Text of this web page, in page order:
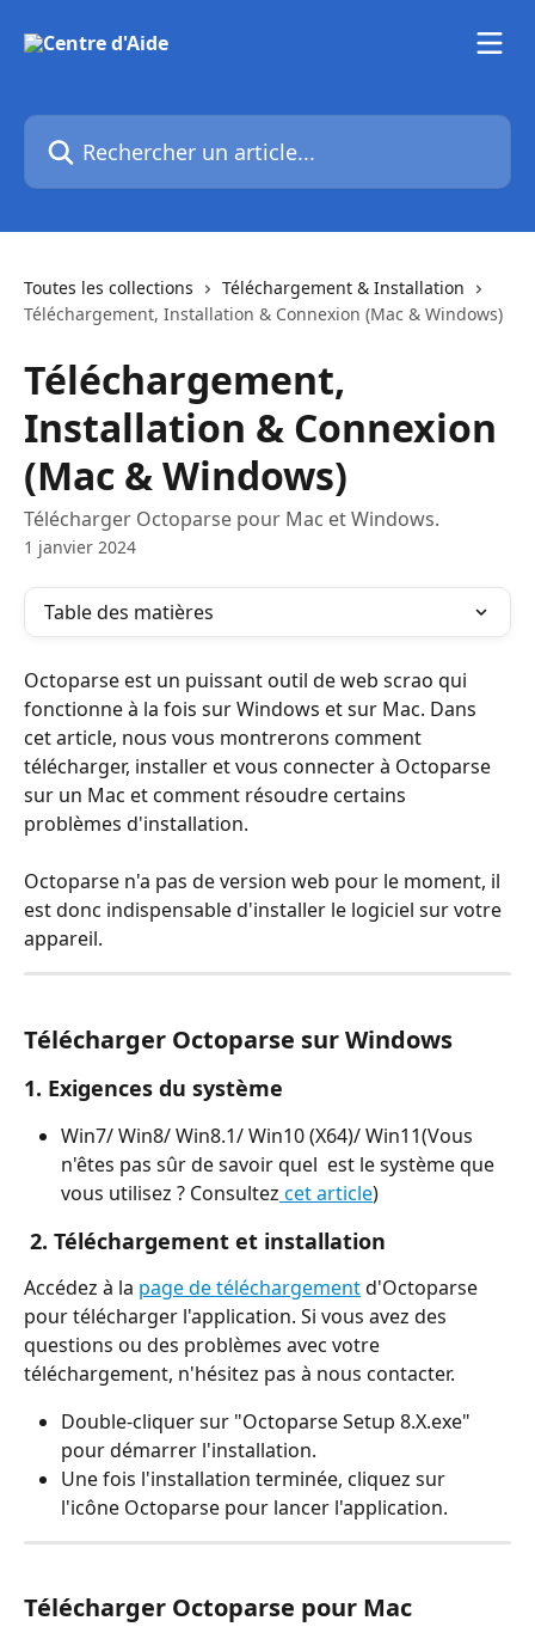
Rechercher un article...
Toutes les collections
Téléchargement & Installation
Téléchargement, Installation & Connexion (Mac & Windows)
Téléchargement,
Installation & Connexion
(Mac & Windows)
Télécharger Octoparse pour Mac et Windows.
1 janvier 2024
Table des matières
Octoparse est un puissant outil de web scrao qui
fonctionne à la fois sur Windows et sur Mac. Dans
cet article, nous vous montrerons comment
télécharger, installer et vous connecter à Octoparse
sur un Mac et comment résoudre certains
problèmes d'installation.
Octoparse n'a pas de version web pour le moment, il
est donc indispensable d'installer le logiciel sur votre
appareil.
Télécharger Octoparse sur Windows
1. Exigences du système
Win7/ Win8/ Win8.1/ Win10 (X64)/ Win11(Vous
n'êtes pas sûr de savoir quel  est le système que
vous utilisez ? Consultez cet article)
2. Téléchargement et installation
Accédez à la page de téléchargement d'Octoparse
pour télécharger l'application. Si vous avez des
questions ou des problèmes avec votre
téléchargement, n'hésitez pas à nous contacter.
Double-cliquer sur "Octoparse Setup 8.X.exe"
pour démarrer l'installation.
Une fois l'installation terminée, cliquez sur
l'icône Octoparse pour lancer l'application.
Télécharger Octoparse pour Mac